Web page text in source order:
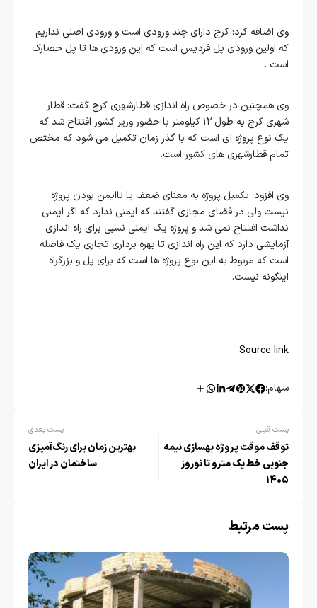
وی اضافه کرد: کرج دارای چند ورودی است و ورودی اصلی نداریم
که اولین ورودی پل فردیس است که این ورودی ها تا پل حصارک
است .
وی همچنین در خصوص راه اندازی قطارشهری کرج گفت: قطار
شهری کرج به طول ۱۲ کیلومتر با حضور وزیر کشور افتتاح شد که
یک نوع پروژه ای است که با گذر زمان تکمیل می شود که مختص
تمام قطارشهری های کشور است.
وی افزود: تکمیل پروژه به معنای ضعف یا ناایمن بودن پروژه
نیست ولی در فضای مجازی گفتند که ایمنی ندارد که اگر ایمنی
نداشت افتتاح نمی شد و پروژه یک ایمنی نسبی برای راه اندازی
آزمایشی دارد که این راه اندازی تا بهره برداری تجاری یک فاصله
است که مربوط به این نوع پروژه ها است که برای پل و بزرگراه
اینگونه نیست.
Source link
سهام:
پست قبلی
توقف موقت پروژه بهسازی نیمه
جنوبی خط یک مترو تا نوروز
۱۴۰۵
پست بعدی
بهترین زمان برای رنگ‌آمیزی
ساختمان در ایران
پست مرتبط